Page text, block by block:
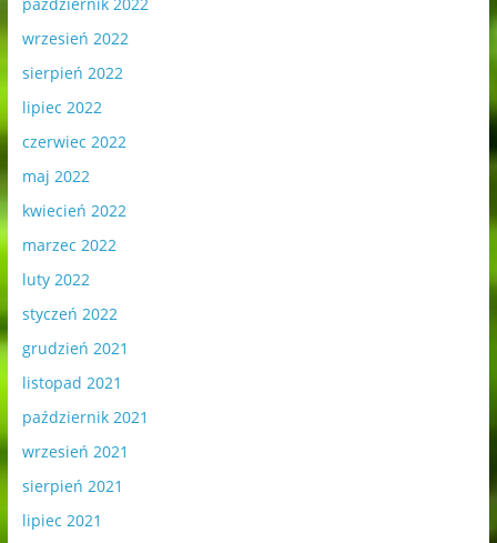
październik 2022
wrzesień 2022
sierpień 2022
lipiec 2022
czerwiec 2022
maj 2022
kwiecień 2022
marzec 2022
luty 2022
styczeń 2022
grudzień 2021
listopad 2021
październik 2021
wrzesień 2021
sierpień 2021
lipiec 2021